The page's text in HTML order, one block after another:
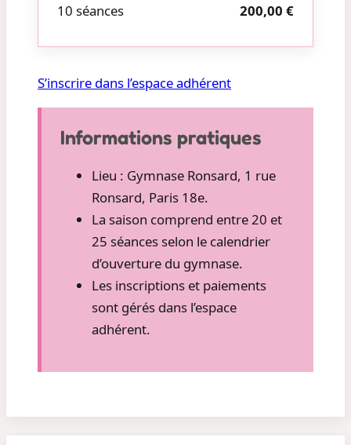
10 séances 200,00 €
S’inscrire dans l’espace adhérent
Informations pratiques
Lieu : Gymnase Ronsard, 1 rue
Ronsard, Paris 18e.
La saison comprend entre 20 et
25 séances selon le calendrier
d’ouverture du gymnase.
Les inscriptions et paiements
sont gérés dans l’espace
adhérent.